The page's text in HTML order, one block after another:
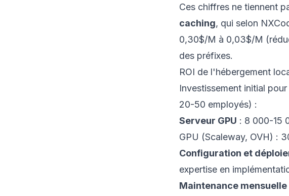
Ces chiffres ne tiennent
caching, qui selon
0,30$/M à 0,03$/M
des préfixes.
ROI de l'hébergement
Investissement initial
20-50 employés) :
Serveur GPU : 8 000-15
GPU (Scaleway, OVH) :
Configuration et
expertise en
Maintenance mensuelle